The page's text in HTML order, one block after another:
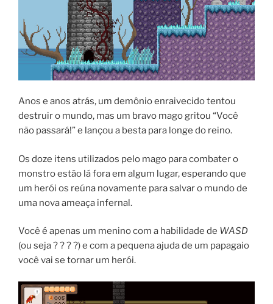
Anos e anos atrás, um demônio enraivecido tentou
destruir o mundo, mas um bravo mago gritou “Você
não passará!” e lançou a besta para longe do reino.
Os doze itens utilizados pelo mago para combater o
monstro estão lá fora em algum lugar, esperando que
um herói os reúna novamente para salvar o mundo de
uma nova ameaça infernal.
Você é apenas um menino com a habilidade de WASD
(ou seja ? ? ? ?) e com a pequena ajuda de um papagaio
você vai se tornar um herói.